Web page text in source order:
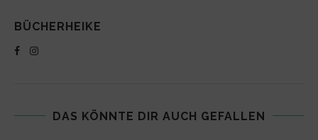
BÜCHERHEIKE
DAS KÖNNTE DIR AUCH GEFALLEN